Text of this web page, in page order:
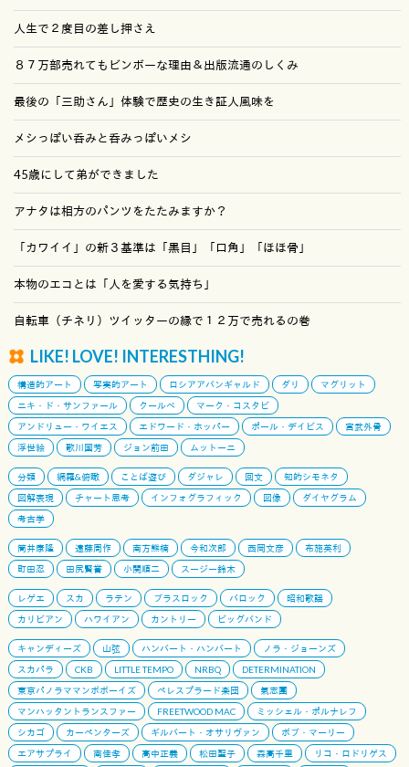
人生で２度目の差し押さえ
８７万部売れてもビンボーな理由＆出版流通のしくみ
最後の「三助さん」体験で歴史の生き証人風味を
メシっぽい呑みと呑みっぽいメシ
45歳にして弟ができました
アナタは相方のパンツをたたみますか？
「カワイイ」の新３基準は「黒目」「口角」「ほほ骨」
本物のエコとは「人を愛する気持ち」
自転車（チネリ）ツイッターの縁で１２万で売れるの巻
LIKE! LOVE! INTERESTHING!
構造的アート 写実的アート ロシアアバンギャルド ダリ
マグリット
ニキ・ド・サンファール
クールベ
マーク・コスタビ
アンドリュー・ワイエス
エドワード・ホッパー ポール・デイビス
宮武外骨
浮世絵
歌川国芳 ジョン前田 ムットーニ
分類 網羅&俯瞰 ことば遊び ダジャレ 回文
知的シモネタ
図解表現
チャート思考 インフォグラフィック 図像
ダイヤグラム
考古学
筒井康隆 遠藤周作 南方熊楠 今和次郎 西岡文彦
布施英利
町田忍
田尻賢誉 小関順二 スージー鈴木
レゲエ スカ ラテン ブラスロック バロック
昭和歌謡
カリビアン
ハワイアン カントリー ビッグバンド
キャンディーズ 山弦 ハンバート・ハンバート
ノラ・ジョーンズ
スカパラ
CKB LITTLE TEMPO NRBQ
DETERMINATION
東京パノラママンボボーイズ
ペレスプラード楽団
氣志團
マンハッタントランスファー
FREETWOOD MAC
ミッシェル・ポルナレフ
シカゴ
カーペンターズ ギルバート・オサリヴァン
ボブ・マーリー
エアサプライ
南佳孝 高中正義 松田聖子 森高千里
リコ・ロドリゲス